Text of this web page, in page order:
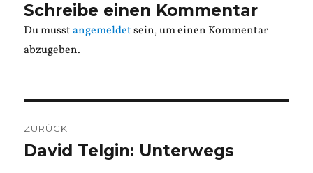
Schreibe einen Kommentar
Du musstangemeldetsein, um einen Kommentar
abzugeben.
ZURÜCK
Vorheriger
David Telgin: Unterwegs